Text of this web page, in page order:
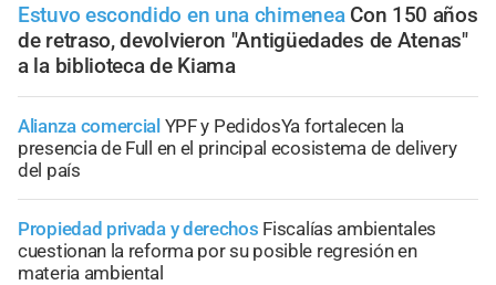
Estuvo escondido en una chimenea Con 150 años
de retraso, devolvieron "Antigüedades de Atenas"
a la biblioteca de Kiama
Alianza comercial YPF y PedidosYa fortalecen la
presencia de Full en el principal ecosistema de delivery
del país
Propiedad privada y derechos Fiscalías ambientales
cuestionan la reforma por su posible regresión en
materia ambiental